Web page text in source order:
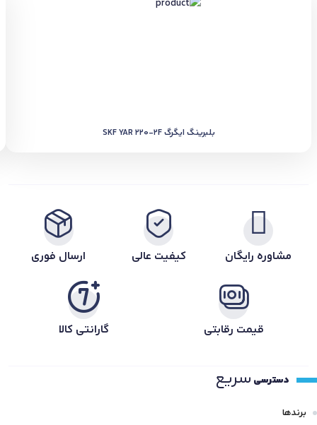
بلبرینگ ایگرگ SKF YAR 220-2F
مشاوره رایگان کیفیت عالی ارسال فوری
قیمت رقابتی گارانتی کالا
دسترسی سریع
برندها